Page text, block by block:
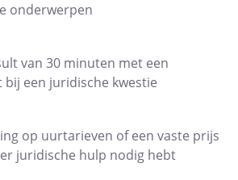
voor (het
onderwerpen
van 30 minuten met een
bij een juridische kwestie
op uurtarieven of een vaste prijs
juridische hulp nodig hebt